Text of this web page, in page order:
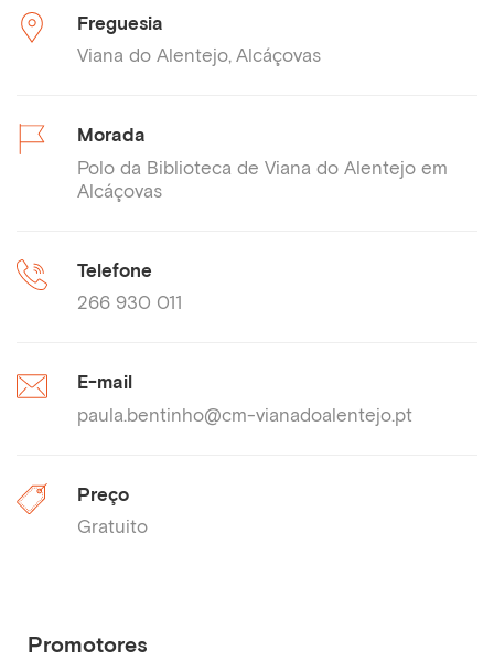
Freguesia
Viana do Alentejo Alcáçovas
Morada
Polo da Biblioteca de Viana do Alentejo em
Alcáçovas
Telefone
266 930 011
E-mail
paula.bentinho@cm-vianadoalentejo.pt
Preço
Gratuito
Promotores